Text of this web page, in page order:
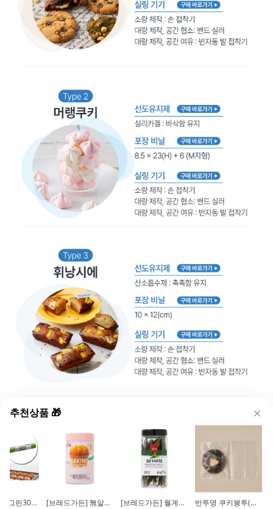
추천상품 🎁
[ONEWAY]그린30x17cm(12인치\/10매\/Comfort Green Pastrybag)
[브레드가든] 無알루미늄 착한베이킹파우더(통\/155g)
[브레드가든] 월계수잎(20g)
반투명 쿠키봉투(실링\/10*14\/100매입\/르뱅쿠키,조각파운드케이크 추천)